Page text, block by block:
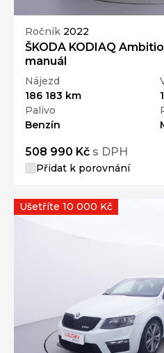
Ročník 2022
ŠKODA KODIAQ
manuál
Nájezd
186 183 km
Palivo
Benzín
508 990 Kč s DPH
Přidat k porovnání
Ušetříte 10 000 Kč